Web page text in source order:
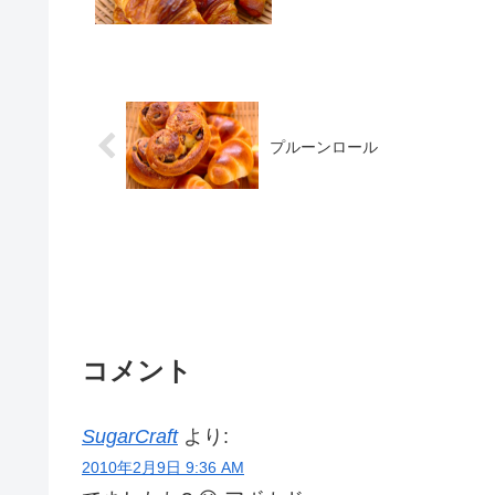
プルーンロール
コメント
SugarCraft より:
2010年2月9日 9:36 AM